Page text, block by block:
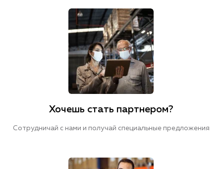
Хочешь стать партнером?
Сотрудничай с нами и получай специальные предложения